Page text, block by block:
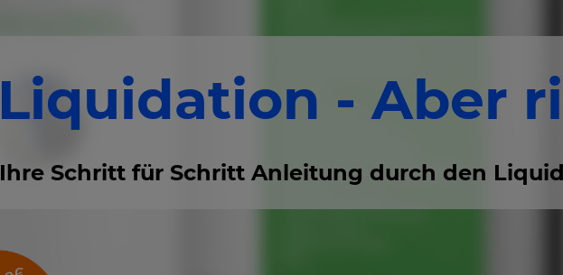
Liquidation - Aber
Ihre Schritt für Schritt Anleitung durch den